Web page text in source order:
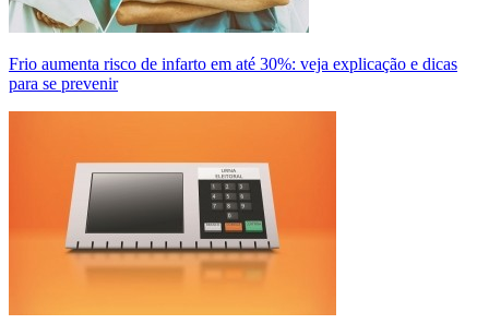
Frio aumenta risco de infarto em até 30%: veja explicação e dicas
para se prevenir